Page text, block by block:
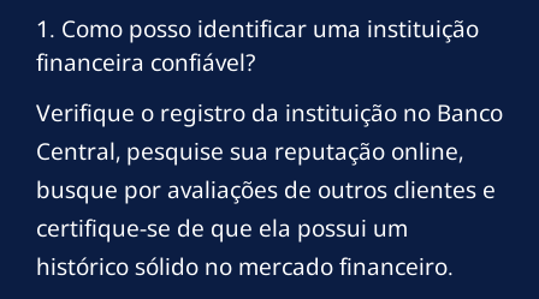
1. Como posso identificar uma instituição
financeira confiável?
Verifique o registro da instituição no Banco
Central, pesquise sua reputação online,
busque por avaliações de outros clientes e
certifique-se de que ela possui um
histórico sólido no mercado financeiro.